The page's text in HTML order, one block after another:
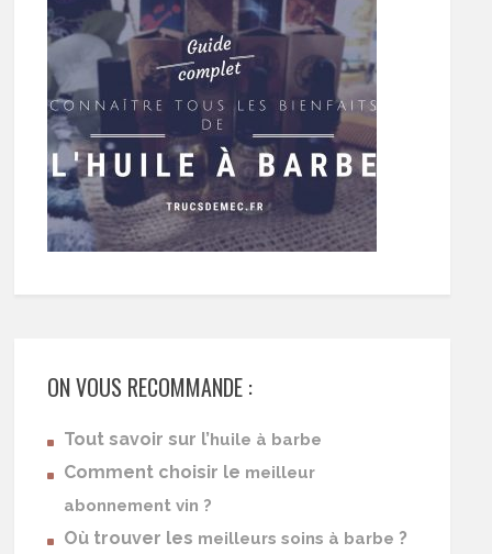
ON VOUS RECOMMANDE :
Tout savoir sur l’huile à barbe
Comment choisir le meilleur
abonnement vin ?
Où trouver les meilleurs soins à barbe ?